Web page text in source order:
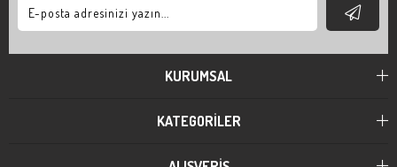
KURUMSAL
KATEGORİLER